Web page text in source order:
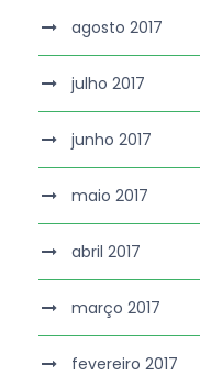
agosto 2017
julho 2017
junho 2017
maio 2017
abril 2017
março 2017
fevereiro 2017